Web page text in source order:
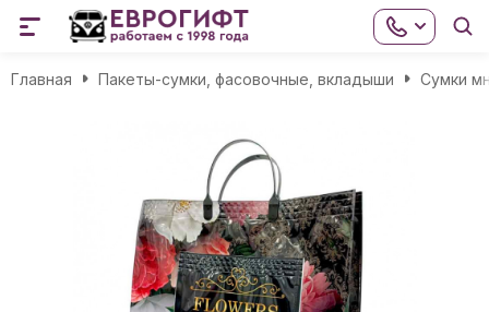
Главная Пакеты-сумки, фасовочные, вкладыши Сумки